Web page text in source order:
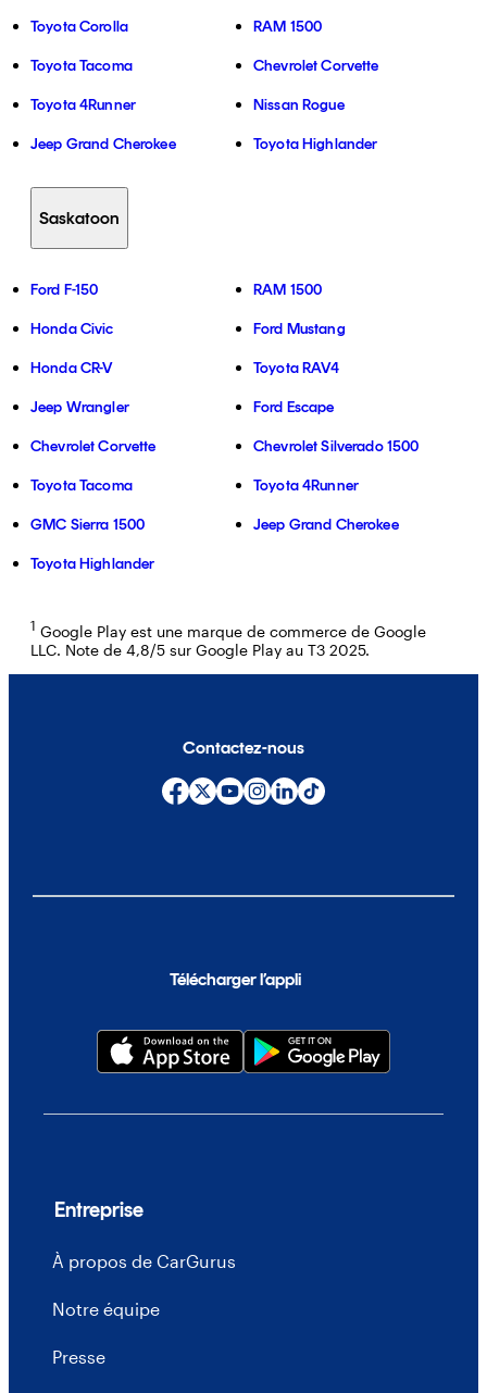
Toyota Corolla RAM 1500
Toyota Tacoma Chevrolet Corvette
Toyota 4Runner Nissan Rogue
Jeep Grand Cherokee Toyota Highlander
Saskatoon
Ford F-150 RAM 1500
Honda Civic Ford Mustang
Honda CR-V Toyota RAV4
Jeep Wrangler Ford Escape
Chevrolet Corvette Chevrolet Silverado 1500
Toyota Tacoma Toyota 4Runner
GMC Sierra 1500 Jeep Grand Cherokee
Toyota Highlander
1 Google Play est une marque de commerce de Google
LLC. Note de 4,8/5 sur Google Play au T3 2025.
Télécharger l’appli
Contactez-nous
Entreprise
À propos de CarGurus
Notre équipe
Presse